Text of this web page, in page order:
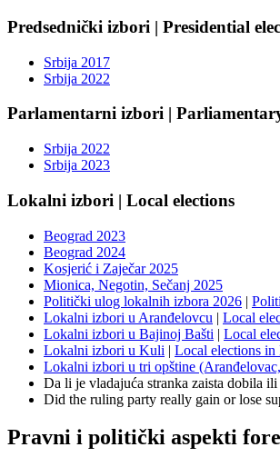
Predsednički izbori | Presidential
Srbija 2017
Srbija 2022
Parlamentarni izbori |
Srbija 2022
Srbija 2023
Lokalni izbori | Local elections
Beograd 2023
Beograd 2024
Kosjerić i Zaječar 2025
Mionica, Negotin, Sečanj 2025
Politički ulog lokalnih izbora 2026 |
Lokalni izbori u Aranđelovcu | Local
Lokalni izbori u Bajinoj Bašti | Local
Lokalni izbori u Kuli | Local elections in
Lokalni izbori u tri opštine
Da li je vladajuća stranka zaista dobila
Did the ruling party really gain or lose
Pravni i politički aspekti